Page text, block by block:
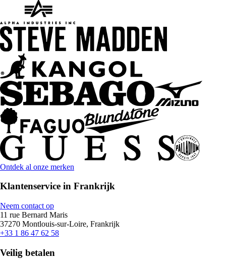
Ontdek al onze merken
Klantenservice in Frankrijk
Neem contact op
11 rue Bernard Maris
37270 Montlouis-sur-Loire, Frankrijk
+33 1 86 47 62 58
Veilig betalen